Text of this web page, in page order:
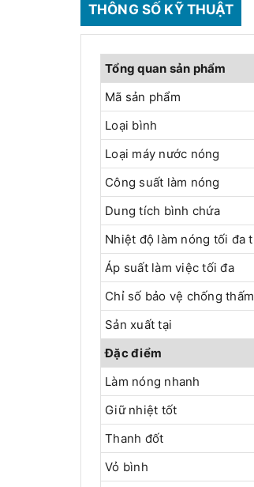
THÔNG SỐ KỸ THUẬT
Tổng quan sản phẩm
Mã sản phẩm
Loại bình
Loại máy nước nóng
Công suất làm nóng
Dung tích bình chứa
Nhiệt độ làm nóng tối đa
Áp suất làm việc tối đa
Chỉ số bảo vệ chống thấm
Sản xuất tại
Đặc điểm
Làm nóng nhanh
Giữ nhiệt tốt
Thanh đốt
Vỏ bình